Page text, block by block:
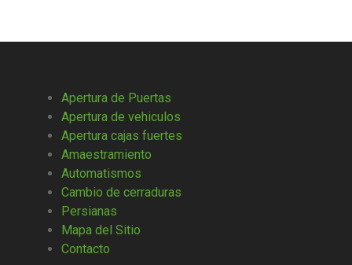
Apertura de Puertas
Apertura de vehiculos
Apertura cajas fuertes
Amaestramiento
Automatismos
Cambio de cerraduras
Persianas
Mapa del Sitio
Contacto